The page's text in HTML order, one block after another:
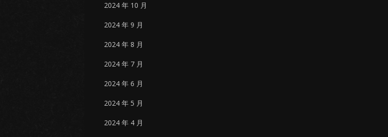
2024 年 10 月
2024 年 9 月
2024 年 8 月
2024 年 7 月
2024 年 6 月
2024 年 5 月
2024 年 4 月